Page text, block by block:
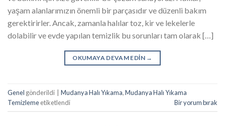
yaşam alanlarımızın önemli bir parçasıdır ve düzenli bakım
gerektirirler. Ancak, zamanla halılar toz, kir ve lekelerle
dolabilir ve evde yapılan temizlik bu sorunları tam olarak […]
OKUMAYA DEVAM EDIN →
Genel gönderildi Mudanya Halı Yıkama,Mudanya Halı Yıkama
Temizlemeetiketlendi Bir yorum bırak